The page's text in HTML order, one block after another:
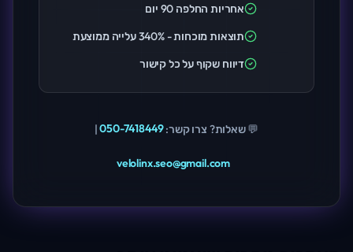
אחריות החלפה 90 יום
תוצאות מוכחות - 340% עלייה ממוצעת
דיווח שקוף על כל קישור
💬 שאלות? צרו קשר:050-7418449
|
velolinx.seo@gmail.com